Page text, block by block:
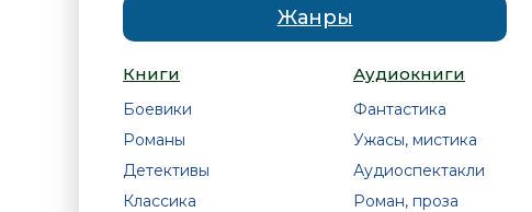
Жанры
Книги
Боевики
Романы
Детективы
Классика
Аудиокниги
Фантастика
Ужасы, мистика
Аудиоспектакли
Роман, проза